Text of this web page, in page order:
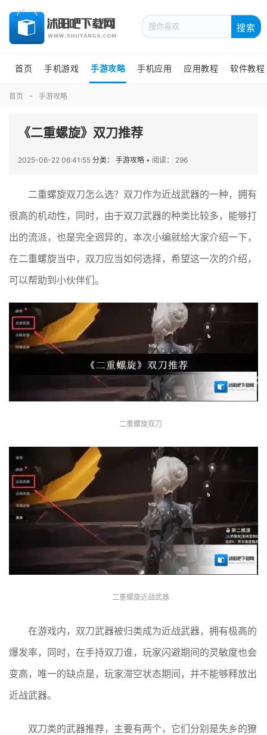
搜索
首页 手机游戏 手游攻略 手机应用 应用教程 软件教程
首页 手游攻略
《二重螺旋》双刀推荐
2025-06-22 06:41:55 分类： 手游攻略 • 阅读： 296
二重螺旋双刀怎么选？双刀作为近战武器的一种，拥有
很高的机动性，同时，由于双刀武器的种类比较多，能够打
出的流派，也是完全迥异的，本次小编就给大家介绍一下，
在二重螺旋当中，双刀应当如何选择，希望这一次的介绍，
可以帮助到小伙伴们。
二重螺旋双刀
二重螺旋近战武器
在游戏内，双刀武器被归类成为近战武器，拥有极高的
爆发率，同时，在手持双刀谁，玩家闪避期间的灵敏度也会
变高，唯一的缺点是，玩家滞空状态期间，并不能够释放出
近战武器。
双刀类的武器推荐，主要有两个，它们分别是失乡的獠